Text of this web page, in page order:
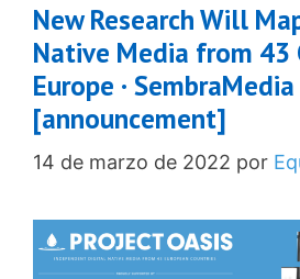
New Research Will
Native Media from 43
Europe · SembraMedia
[announcement]
14 de marzo de 2022 por